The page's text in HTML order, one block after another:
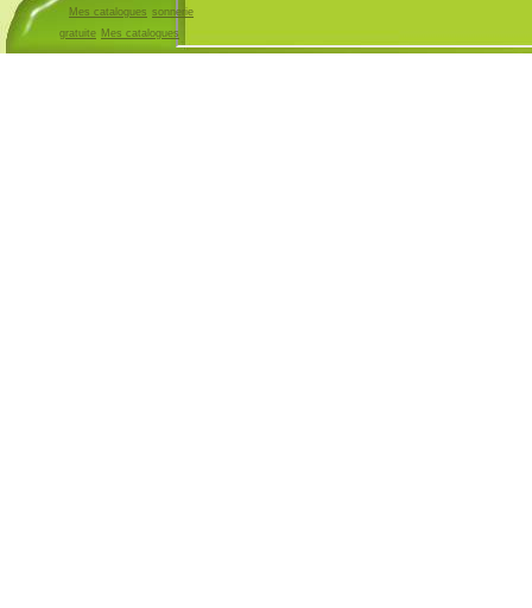
Mes catalogues sonnerie
gratuite Mes catalogues